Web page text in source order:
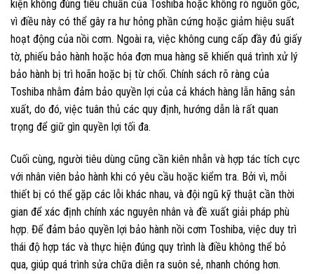
kiện không đúng tiêu chuẩn của Toshiba hoặc không rõ nguồn gốc,
vì điều này có thể gây ra hư hỏng phần cứng hoặc giảm hiệu suất
hoạt động của nồi cơm. Ngoài ra, việc không cung cấp đầy đủ giấy
tờ, phiếu bảo hành hoặc hóa đơn mua hàng sẽ khiến quá trình xử lý
bảo hành bị trì hoãn hoặc bị từ chối. Chính sách rõ ràng của
Toshiba nhằm đảm bảo quyền lợi của cả khách hàng lẫn hãng sản
xuất, do đó, việc tuân thủ các quy định, hướng dẫn là rất quan
trọng để giữ gìn quyền lợi tối đa.
Cuối cùng, người tiêu dùng cũng cần kiên nhẫn và hợp tác tích cực
với nhân viên bảo hành khi có yêu cầu hoặc kiểm tra. Bởi vì, mỗi
thiết bị có thể gặp các lỗi khác nhau, và đội ngũ kỹ thuật cần thời
gian để xác định chính xác nguyên nhân và đề xuất giải pháp phù
hợp. Để đảm bảo quyền lợi bảo hành nồi cơm Toshiba, việc duy trì
thái độ hợp tác và thực hiện đúng quy trình là điều không thể bỏ
qua, giúp quá trình sửa chữa diễn ra suôn sẻ, nhanh chóng hơn.